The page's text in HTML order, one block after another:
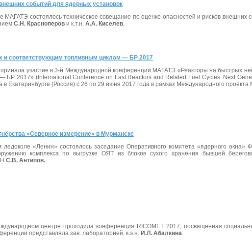
событий для ядерных установок
состоялось техническое совещание по оценке опасностей и рисков
С.Н. Красноперов и к.т.н. А.А. Киселев.
и соответствующим топливным циклам — БР 2017
участие в 3-й Международной конференции МАГАТЭ «Реакторы на быстрых
БР 2017» (International Conference on Fast Reactors and Related Fuel Cycles: Next
Екатеринбурге (Россия) с 26 по 29 июня 2017 года в рамках Международного
«Северное измерение» в Мурманске
ледоколе «Ленин» состоялосьзаседание Оперативного комитета «ядерного окна»
комплекса по выгрузке ОЯТ из блоков сухого хранения бывшей
С.В. Антипов.
центре проходила конференция RICOMET 2017, посвященная
представляла зав. лабораторией, к.э.н. И.Л. Абалкина.